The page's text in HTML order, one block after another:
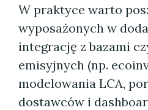
W praktyce warto
wyposażonych w
integrację z bazami
emisyjnych (np.
modelowania LCA,
dostawców i